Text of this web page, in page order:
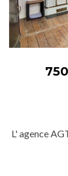
L' agence